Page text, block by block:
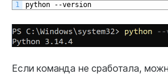
1 python --version
Если команда не сработала,